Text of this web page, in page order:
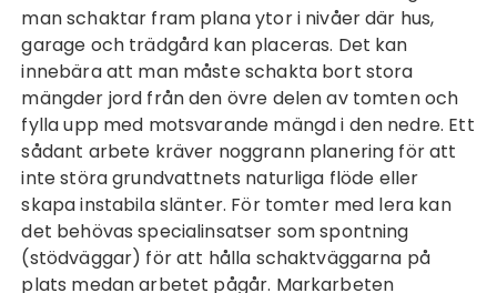
man schaktar fram plana ytor i nivåer där hus,
garage och trädgård kan placeras. Det kan
innebära att man måste schakta bort stora
mängder jord från den övre delen av tomten och
fylla upp med motsvarande mängd i den nedre. Ett
sådant arbete kräver noggrann planering för att
inte störa grundvattnets naturliga flöde eller
skapa instabila slänter. För tomter med lera kan
det behövas specialinsatser som spontning
(stödväggar) för att hålla schaktväggarna på
plats medan arbetet pågår. Markarbeten